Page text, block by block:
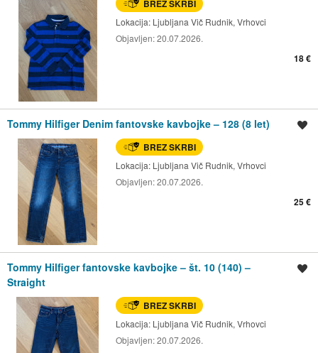
BREZ SKRBI
Lokacija: Ljubljana Vič Rudnik, Vrhovci
Objavljen:20.07.2026.
18 €
Tommy Hilfiger Denim fantovske kavbojke – 128 (8 let)
BREZ SKRBI
Lokacija: Ljubljana Vič Rudnik, Vrhovci
Objavljen:20.07.2026.
25 €
Tommy Hilfiger fantovske kavbojke – št. 10 (140) –
Straight
BREZ SKRBI
Lokacija: Ljubljana Vič Rudnik, Vrhovci
Objavljen:20.07.2026.